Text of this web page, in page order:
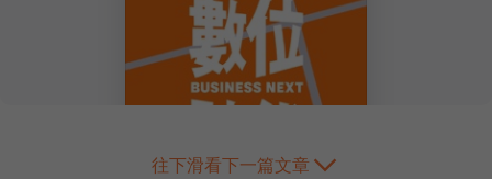
往下滑看下一篇文章